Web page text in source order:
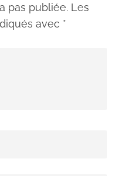
pas publiée. Les
avec *